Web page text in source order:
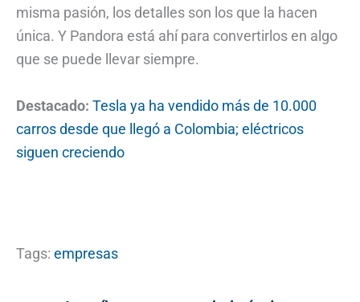
misma pasión, los detalles son los que la hacen
única. Y Pandora está ahí para convertirlos en algo
que se puede llevar siempre.
Destacado: Tesla ya ha vendido más de 10.000
carros desde que llegó a Colombia; eléctricos
siguen creciendo
Tags: empresas